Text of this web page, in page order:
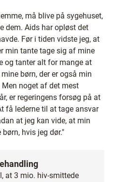
må blive på sygehuset,
dem. Aids har opløst det
Før i tiden vidste jeg, at
min tante tage sig af mine
og tanter alt for mange at
børn, der er også min
noget af det mest
er regeringens forsøg på at
få lederne til at tage ansvar
at jeg kan vide, at min
hvis jeg dør."
at 3 mio. hiv-smittede